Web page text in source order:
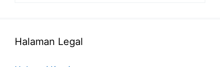
Halaman Legal